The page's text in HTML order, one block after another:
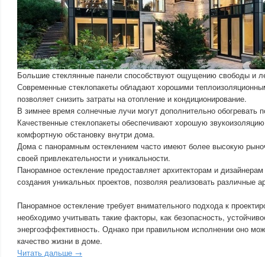
Большие стеклянные панели способствуют ощущению свободы и
Современные стеклопакеты обладают хорошими
позволяет снизить затраты на отопление и кондиционирование.
В зимнее время солнечные лучи могут дополнительно обогревать
Качественные стеклопакеты обеспечивают хорошую
комфортную обстановку внутри дома.
Дома с панорамным остеклением часто имеют более высокую
своей привлекательности и уникальности.
Панорамное остекление предоставляет архитекторам и
создания уникальных проектов, позволяя реализовать различные
Панорамное остекление требует внимательного подхода к
необходимо учитывать такие факторы, как безопасность,
энергоэффективность. Однако при правильном исполнении оно
качество жизни в доме.
Читать дальше →